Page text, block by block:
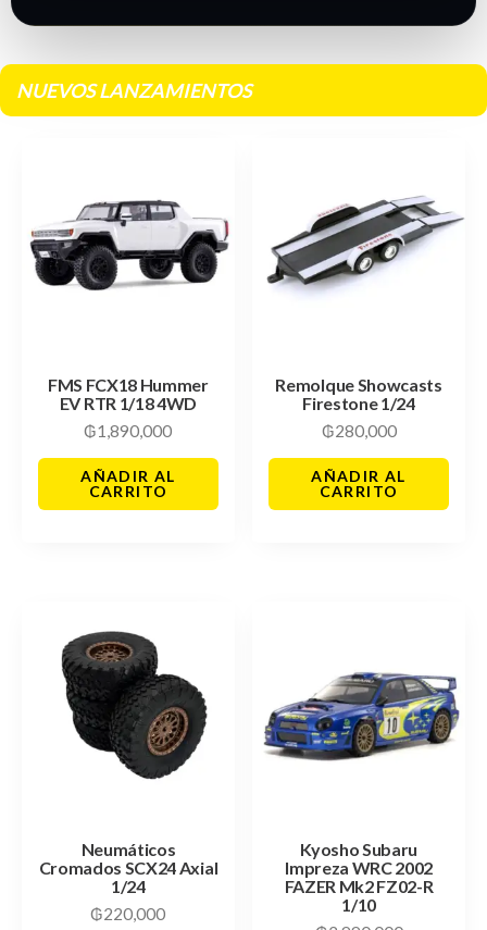
NUEVOS LANZAMIENTOS
FMS FCX18 Hummer
EV RTR 1/18 4WD
₲1,890,000
AÑADIR AL
CARRITO
Remolque Showcasts
Firestone 1/24
₲280,000
AÑADIR AL
CARRITO
Neumáticos
Cromados SCX24 Axial
1/24
₲220,000
Kyosho Subaru
Impreza WRC 2002
FAZER Mk2 FZ02-R
1/10